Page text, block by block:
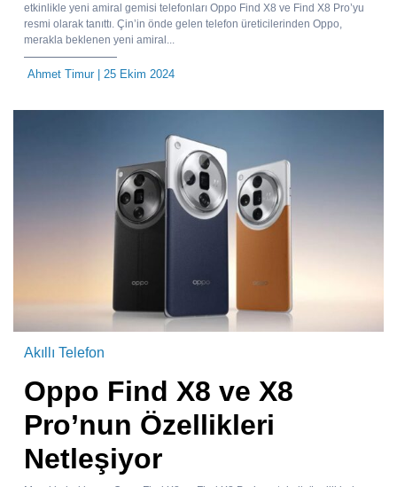
etkinlikle yeni amiral gemisi telefonları Oppo Find X8 ve Find X8 Pro’yu
resmi olarak tanıttı. Çin’in önde gelen telefon üreticilerinden Oppo,
merakla beklenen yeni amiral...
Ahmet Timur| 25 Ekim 2024
Akıllı Telefon
Oppo Find X8 ve X8
Pro’nun Özellikleri
Netleşiyor